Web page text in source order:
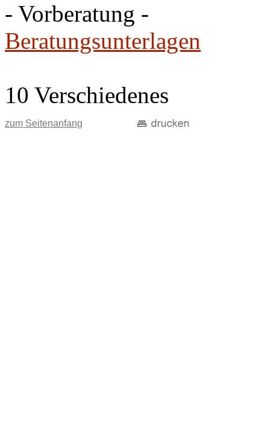
- Vorberatung -
Beratungsunterlagen
10 Verschiedenes
zum Seitenanfang